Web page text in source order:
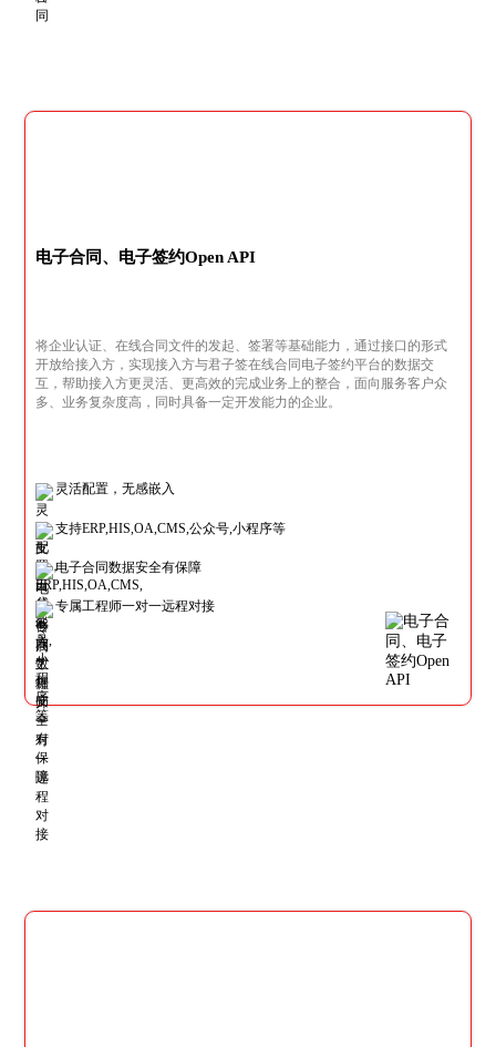
电子合同、电子签约Open API
将企业认证、在线合同文件的发起、签署等基础能力，通过接口的形式
开放给接入方，实现接入方与君子签在线合同电子签约平台的数据交
互，帮助接入方更灵活、更高效的完成业务上的整合，面向服务客户众
多、业务复杂度高，同时具备一定开发能力的企业。
灵活配置，无感嵌入
支持ERP,HIS,OA,CMS,公众号,小程序等
电子合同数据安全有保障
专属工程师一对一远程对接